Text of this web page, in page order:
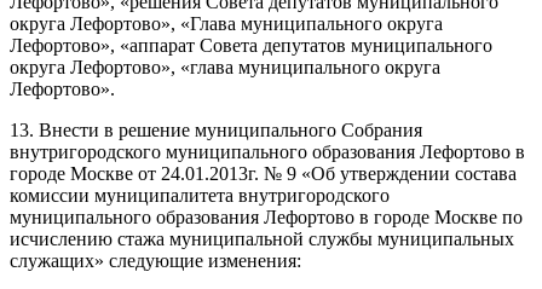
округа Лефортово», «Глава муниципального округа
Лефортово», «аппарат Совета депутатов муниципального
округа Лефортово», «глава муниципального округа
Лефортово».
13. Внести в решение муниципального Собрания
внутригородского муниципального образования Лефортово в
городе Москве от 24.01.2013г. № 9 «Об утверждении состава
комиссии муниципалитета внутригородского
муниципального образования Лефортово в городе Москве по
исчислению стажа муниципальной службы муниципальных
служащих» следующие изменения: